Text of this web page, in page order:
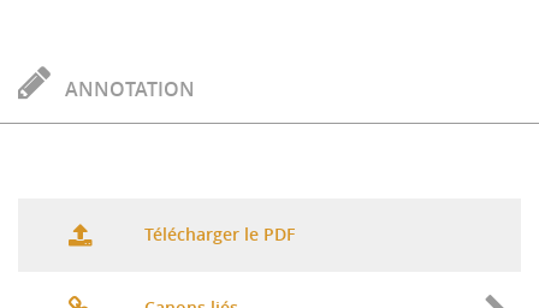
ANNOTATION
Télécharger le PDF